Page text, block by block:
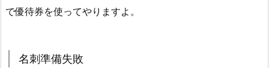
で優待券を使ってやりますよ。
名刺準備失敗